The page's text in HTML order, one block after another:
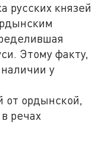
русских князей
Этому факту,
у
от ордынской,
речах